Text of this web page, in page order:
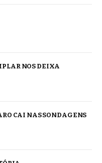
NOS DEIXA
CAI NAS SONDAGENS